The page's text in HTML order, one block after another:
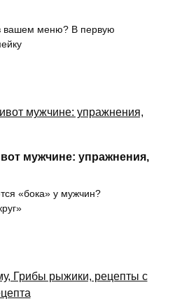
вашем меню? В первую
мужчине: упражнения,
«бока» у мужчин?